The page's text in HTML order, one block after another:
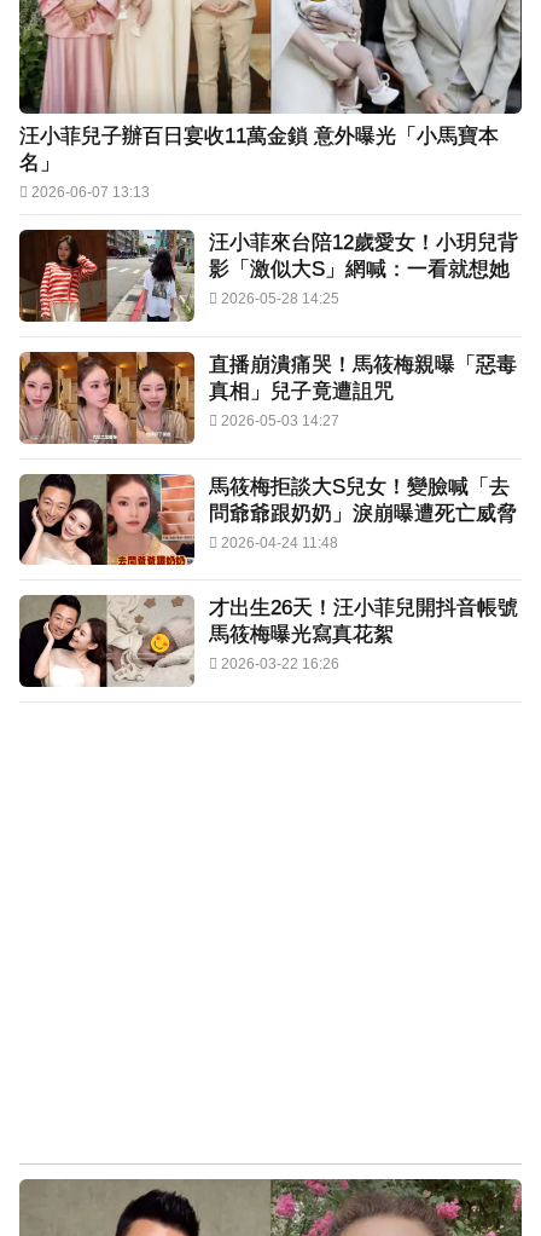
汪小菲兒子辦百日宴收11萬金鎖 意外曝光「小馬寶本
名」
2026-06-07 13:13
汪小菲來台陪12歲愛女！小玥兒背
影「激似大S」網喊：一看就想她
2026-05-28 14:25
直播崩潰痛哭！馬筱梅親曝「惡毒
真相」兒子竟遭詛咒
2026-05-03 14:27
馬筱梅拒談大S兒女！變臉喊「去
問爺爺跟奶奶」淚崩曝遭死亡威脅
2026-04-24 11:48
才出生26天！汪小菲兒開抖音帳號
馬筱梅曝光寫真花絮
2026-03-22 16:26